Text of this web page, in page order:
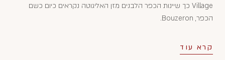
Village כך שיינות הכפר הלבנים מזן האליגוטה נקראים כיום כשם
הכפר, Bouzeron.
קרא עוד